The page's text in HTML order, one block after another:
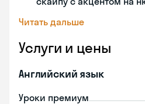
Читать дальше
Услуги и цены
Английский язык
Уроки премиум